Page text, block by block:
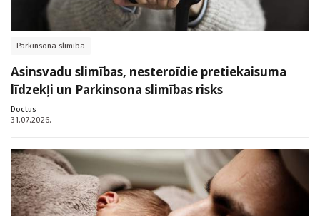
Parkinsona slimība
Asinsvadu slimības, nesteroīdie pretiekaisuma
līdzekļi un Parkinsona slimības risks
Doctus
31.07.2026.